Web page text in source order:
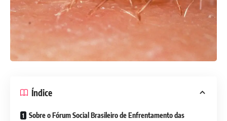
Índice
Sobre o Fórum Social Brasileiro de Enfrentamento das